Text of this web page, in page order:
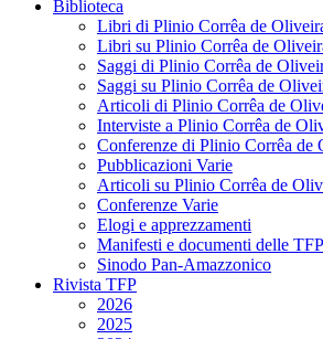
Biblioteca
Libri di Plinio Corrêa de
Libri su Plinio Corrêa de
Saggi di Plinio Corrêa de
Saggi su Plinio Corrêa de
Articoli di Plinio Corrêa de
Interviste a Plinio Corrêa de
Conferenze di Plinio Corrêa de
Pubblicazioni Varie
Articoli su Plinio Corrêa de
Conferenze Varie
Elogi e apprezzamenti
Manifesti e documenti delle TFP
Sinodo Pan-Amazzonico
Rivista TFP
2026
2025